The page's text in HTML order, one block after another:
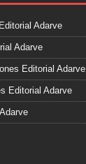
Adarve
Adarve
Editorial Adarve
Editorial Adarve